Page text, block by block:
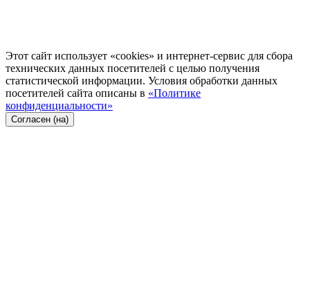
Этот сайт использует «cookies» и интернет-сервис для сбора
технических данных посетителей с целью получения
статистической информации. Условия обработки данных
посетителей сайта описаны в «Политике
конфиденциальности»
Согласен (на)